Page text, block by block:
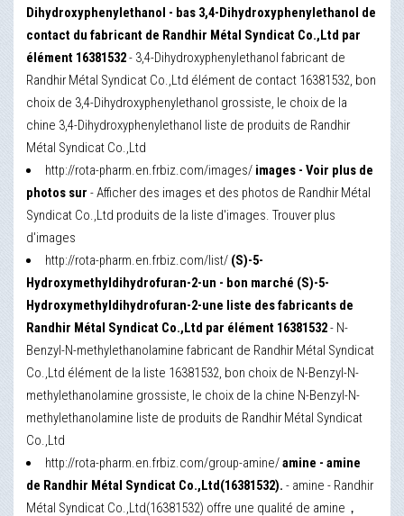
Dihydroxyphenylethanol - bas 3,4-Dihydroxyphenylethanol de
contact du fabricant de Randhir Métal Syndicat Co.,Ltd par
élément 16381532- 3,4-Dihydroxyphenylethanol fabricant de
Randhir Métal Syndicat Co.,Ltd élément de contact 16381532, bon
choix de 3,4-Dihydroxyphenylethanol grossiste, le choix de la
chine 3,4-Dihydroxyphenylethanol liste de produits de Randhir
Métal Syndicat Co.,Ltd
http://rota-pharm.en.frbiz.com/images/ images - Voir plus de
photos sur- Afficher des images et des photos de Randhir Métal
Syndicat Co.,Ltd produits de la liste d'images. Trouver plus
d'images
http://rota-pharm.en.frbiz.com/list/ (S)-5-
Hydroxymethyldihydrofuran-2-un - bon marché (S)-5-
Hydroxymethyldihydrofuran-2-une liste des fabricants de
Randhir Métal Syndicat Co.,Ltd par élément 16381532- N-
Benzyl-N-methylethanolamine fabricant de Randhir Métal Syndicat
Co.,Ltd élément de la liste 16381532, bon choix de N-Benzyl-N-
methylethanolamine grossiste, le choix de la chine N-Benzyl-N-
methylethanolamine liste de produits de Randhir Métal Syndicat
Co.,Ltd
http://rota-pharm.en.frbiz.com/group-amine/amine - amine
de Randhir Métal Syndicat Co.,Ltd(16381532). - amine - Randhir
Métal Syndicat Co.,Ltd(16381532) offre une qualité de amine，